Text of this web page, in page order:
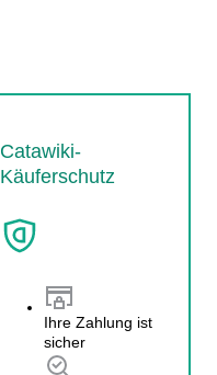
Catawiki-
Käuferschutz
Ihre Zahlung ist
sicher